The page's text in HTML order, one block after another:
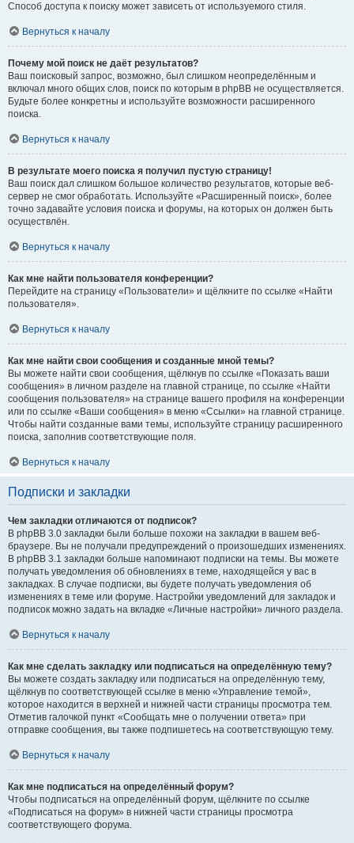
Способ доступа к поиску может зависеть от используемого стиля.
Вернуться к началу
Почему мой поиск не даёт результатов?
Ваш поисковый запрос, возможно, был слишком неопределённым и
включал много общих слов, поиск по которым в phpBB не осуществляется.
Будьте более конкретны и используйте возможности расширенного
поиска.
Вернуться к началу
В результате моего поиска я получил пустую страницу!
Ваш поиск дал слишком большое количество результатов, которые веб-
сервер не смог обработать. Используйте «Расширенный поиск», более
точно задавайте условия поиска и форумы, на которых он должен быть
осуществлён.
Вернуться к началу
Как мне найти пользователя конференции?
Перейдите на страницу «Пользователи» и щёлкните по ссылке «Найти
пользователя».
Вернуться к началу
Как мне найти свои сообщения и созданные мной темы?
Вы можете найти свои сообщения, щёлкнув по ссылке «Показать ваши
сообщения» в личном разделе на главной странице, по ссылке «Найти
сообщения пользователя» на странице вашего профиля на конференции
или по ссылке «Ваши сообщения» в меню «Ссылки» на главной странице.
Чтобы найти созданные вами темы, используйте страницу расширенного
поиска, заполнив соответствующие поля.
Вернуться к началу
Подписки и закладки
Чем закладки отличаются от подписок?
В phpBB 3.0 закладки были больше похожи на закладки в вашем веб-
браузере. Вы не получали предупреждений о произошедших изменениях.
В phpBB 3.1 закладки больше напоминают подписки на темы. Вы можете
получать уведомления об обновлениях в теме, находящейся у вас в
закладках. В случае подписки, вы будете получать уведомления об
изменениях в теме или форуме. Настройки уведомлений для закладок и
подписок можно задать на вкладке «Личные настройки» личного раздела.
Вернуться к началу
Как мне сделать закладку или подписаться на определённую тему?
Вы можете создать закладку или подписаться на определённую тему,
щёлкнув по соответствующей ссылке в меню «Управление темой»,
которое находится в верхней и нижней части страницы просмотра тем.
Отметив галочкой пункт «Сообщать мне о получении ответа» при
отправке сообщения, вы также подпишетесь на соответствующую тему.
Вернуться к началу
Как мне подписаться на определённый форум?
Чтобы подписаться на определённый форум, щёлкните по ссылке
«Подписаться на форум» в нижней части страницы просмотра
соответствующего форума.